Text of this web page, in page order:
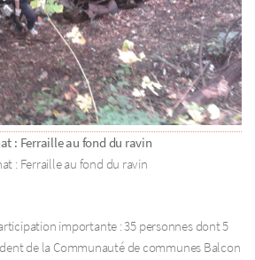
: Ferraille au fond du ravin
: Ferraille au fond du ravin
importante : 35 personnes dont 5
de la Communauté de communes Balcon